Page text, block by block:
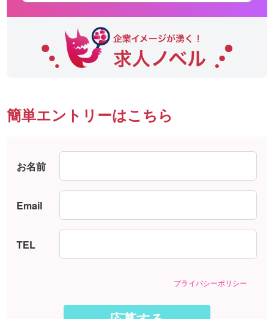
簡単エントリーはこちら
お名前
Email
TEL
プライバシーポリシー